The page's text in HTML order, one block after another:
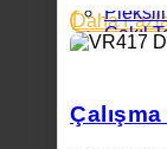
Daha
Çakıl
Beton
Camlı